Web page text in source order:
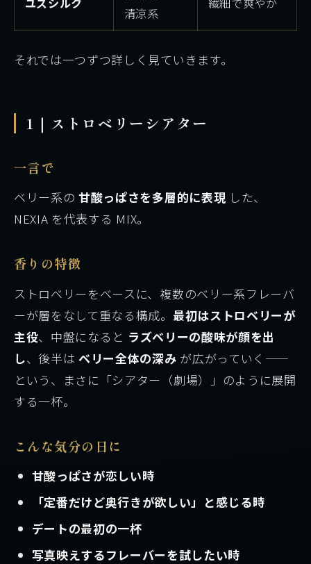
清涼系
それでは一つずつ詳しく見ていきます。
1｜ストロベリーシアター
一言で
ベリー系の甘酸っぱさを多層的に表現 した、
NEXIA を代表する MIX。
香りの特徴
ストロベリーをベースに、複数のベリー系フレーバ
ーが層をなして重なる構成。 最初はストロベリーが
主役、中盤になると ラズベリーの酸味が顔を出
し、後半はベリー全体の深み が広がっていく——
という、まさに「シアター（劇場）」のように展開
する一杯。
こんな気分の日に
甘酸っぱさが恋しい時
「定番だけど奥行きが欲しい」と感じる時
デートの最初の一杯
写真映えするフレーバーを試したい時